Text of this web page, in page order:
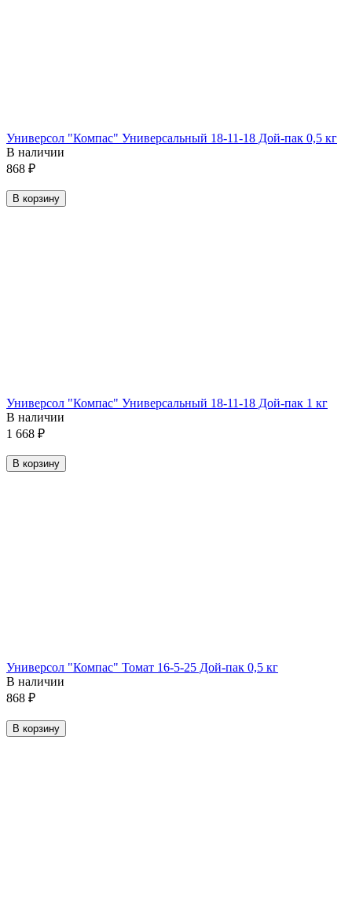
Универсол "Компас" Универсальный 18-11-18 Дой-пак 0,5 кг
В наличии
868 ₽
В корзину
Универсол "Компас" Универсальный 18-11-18 Дой-пак 1 кг
В наличии
1 668 ₽
В корзину
Универсол "Компас" Томат 16-5-25 Дой-пак 0,5 кг
В наличии
868 ₽
В корзину